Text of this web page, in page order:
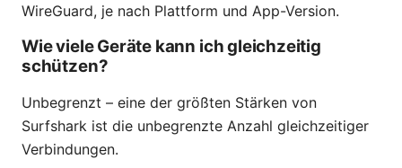
WireGuard, je nach Plattform und App-Version.
Wie viele Geräte kann ich gleichzeitig
schützen?
Unbegrenzt – eine der größten Stärken von
Surfshark ist die unbegrenzte Anzahl gleichzeitiger
Verbindungen.